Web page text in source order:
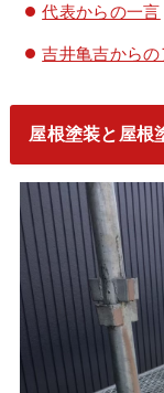
代表からの一言
吉井亀吉からの
屋根塗装と屋根